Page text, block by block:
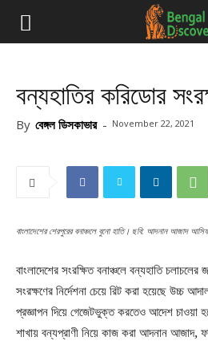
বন্যহাতির করিডোর
By বেঙ্গল ডিসকাভার - November 22, 2021
বাংলাদেশের শেরপুরের বনাঞ্চলে বুনো হাতি। ছবি: আদনান আজাদ
বাংলাদেশের সংরক্ষিত বনাঞ্চলে বন্যহাতি
সংরক্ষণের নির্দেশনা চেয়ে রিট করা হয়েছে উচ্চ
প্রজ্ঞাপন দিয়ে গেজেটভুক্ত করতেও আদেশ চাওয়া
শাখায় বন্যপ্রাণী নিয়ে কাজ করা আদনান আজাদ,